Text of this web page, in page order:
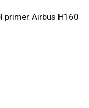
primer Airbus H160